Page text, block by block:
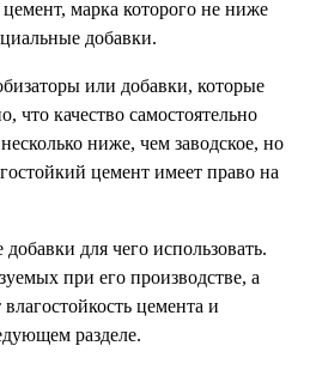
марка которого не ниже
добавки.
или добавки, которые
что качество самостоятельно
ниже, чем заводское, но
цемент имеет право на
для чего использовать.
при его производстве, а
цемента и
разделе.